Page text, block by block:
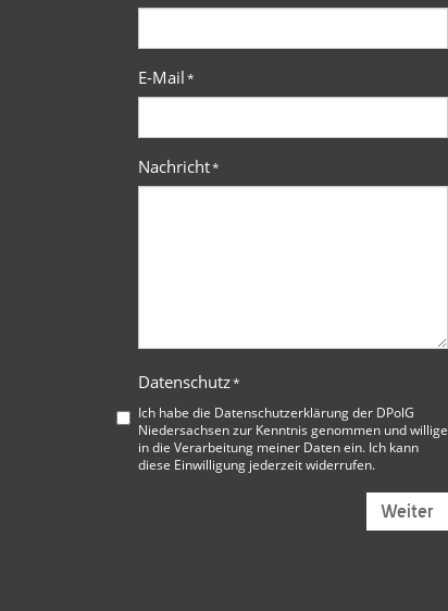
E-Mail*
Nachricht*
Datenschutz*
Ich habe die Datenschutzerklärung der DPolG
Niedersachsenzur Kenntnis genommen und willige
in die Verarbeitung meiner Daten ein. Ich kann
diese Einwilligung jederzeit widerrufen.
Weiter